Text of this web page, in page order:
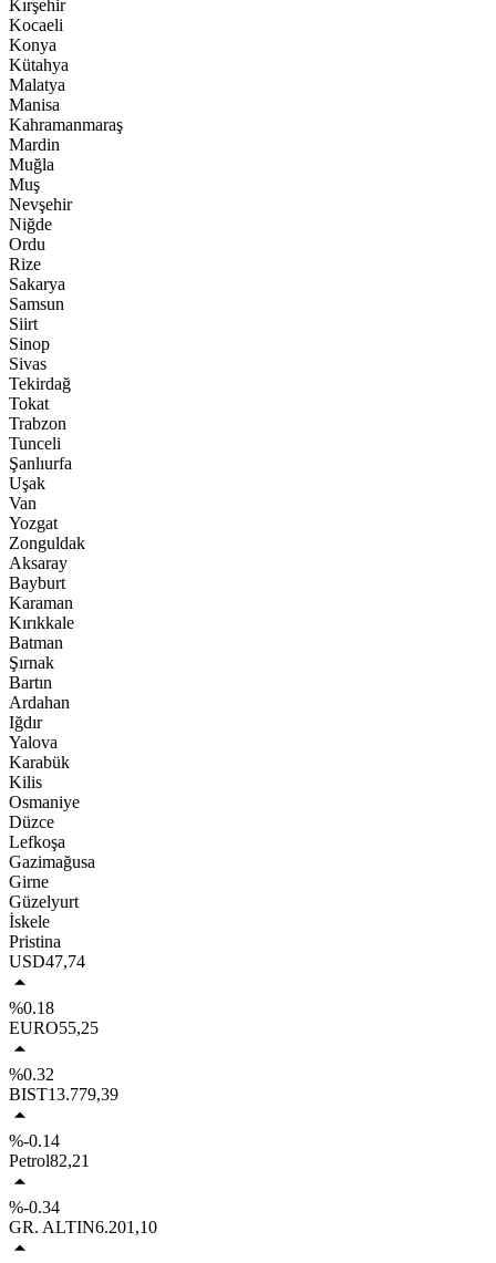
Kırşehir
Kocaeli
Konya
Kütahya
Malatya
Manisa
Kahramanmaraş
Mardin
Muğla
Muş
Nevşehir
Niğde
Ordu
Rize
Sakarya
Samsun
Siirt
Sinop
Sivas
Tekirdağ
Tokat
Trabzon
Tunceli
Şanlıurfa
Uşak
Van
Yozgat
Zonguldak
Aksaray
Bayburt
Karaman
Kırıkkale
Batman
Şırnak
Bartın
Ardahan
Iğdır
Yalova
Karabük
Kilis
Osmaniye
Düzce
Lefkoşa
Gazimağusa
Girne
Güzelyurt
İskele
Pristina
USD47,74
%0.18
EURO55,25
%0.32
BIST13.779,39
%-0.14
Petrol82,21
%-0.34
GR. ALTIN6.201,10